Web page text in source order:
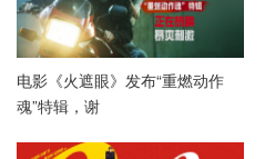
电影《火遮眼》发布“重燃动作
魂”特辑，谢